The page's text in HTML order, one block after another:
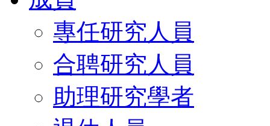
專任研究人員
合聘研究人員
助理研究學者